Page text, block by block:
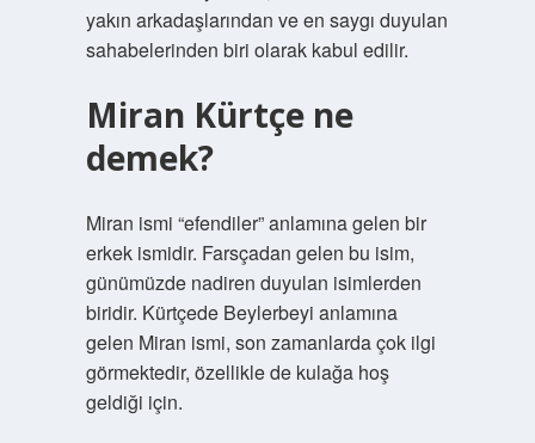
yakın arkadaşlarından ve en saygı duyulan
sahabelerinden biri olarak kabul edilir.
Miran Kürtçe ne
demek?
Miran ismi “efendiler” anlamına gelen bir
erkek ismidir. Farsçadan gelen bu isim,
günümüzde nadiren duyulan isimlerden
biridir. Kürtçede Beylerbeyi anlamına
gelen Miran ismi, son zamanlarda çok ilgi
görmektedir, özellikle de kulağa hoş
geldiği için.